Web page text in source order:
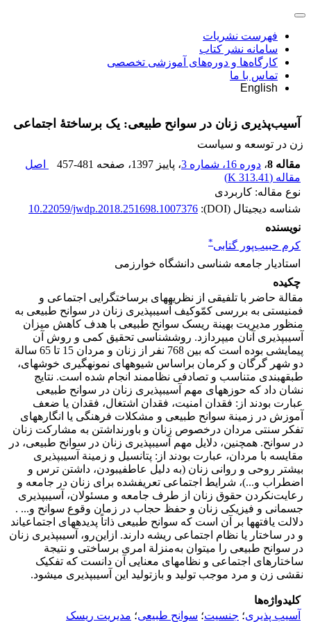
فهرست نشریات
سامانه نشر کتاب
کارگاه‌ها و دوره‌های آموزشی تخصصی
تماس با ما
English
آسیب‌پذیری زنان در سوانح طبیعی: یک برساختۀ اجتماعی
زن در توسعه و سیاست
مقاله 8
، دوره 16، شماره 3 ، پاییز 1397 ، صفحه 457-481
اصل
مقاله (313.41 K
)
نوع مقاله: کاربردی
شناسه دیجیتال (DOI):
10.22059/jwdp.2018.251698.1007376
نویسنده
کرم حبیب‌پور گتابی*
استادیار جامعه‏ شناسی دانشگاه خوارزمی
چکیده
مقالة حاضر با تلفیقی از نظریه‏های برساخت‏گرایی اجتماعی و
فمنیستی به بررسی کمّ‏وکیف آسیب‏پذیری زنان در سوانح طبیعی به
منظور مدیریت بهینة ریسک سوانح طبیعی با هدف کاهش میزان
آسیب‏پذیری آنان می‏پردازد. روش‏شناسی تحقیق کمی و روش آن
پیمایشی بوده است که بین 768 نفر از زنان و مردان 15 تا 65 سالة
دو شهر گرگان و کرمان براساس شیوه‏های نمونه‏گیری خوشه‏ای،
طبقه‏بندی متناسب و تصادفی نظام‏مند انجام شده است. نتایج
نشان داد که حوزه‏های مهم آسیب‏پذیری زنان در سوانح طبیعی
عبارت بودند از: فقدان امنیت، فقدان اشتغال، فقدان یا ضعف
آموزش در زمینة سوانح طبیعی و مشکلات فرهنگی یا انگاره‏های
تفکر سنتی مردان درخصوص زنان و باورنداشتن به مشارکت زنان
در سوانح. همچنین، دلایل مهم آسیب‏پذیری زنان در سوانح طبیعی، در
مقایسه با مردان، عبارت بودند از: پتانسیل و زمینة آسیب‏پذیری
بیشتر روحی و روانی زنان (به دلیل عاطفی‏بودن، داشتن ترس و
اضطراب و...)، شرایط اجتماعی تعریف‏شده برای زنان در جامعه و
رعایت‌نکردن حقوق زنان از طرف جامعه و مسئولان، آسیب‏پذیری
جسمانی و فیزیکی زنان و حفظ حجاب در زمان وقوع سوانح و... .
دلالت یافته‏ها بر آن است که سوانح طبیعی ذاتاً پدیده‏های اجتماعی‏اند
و در ساختار یا نظام اجتماعی ریشه دارند. از‌این‌رو، آسیب‏پذیری زنان
در سوانح طبیعی را می‏توان به‌منزلة امری برساختی و نتیجة
ساختارهای اجتماعی و نظام‏های معنایی آن دانست که تفکیک
نقشی زن و مرد موجب تولید و بازتولید این آسیب‏پذیری می‏شود.
کلیدواژه‌ها
آسیب‏ پذیری؛ جنسیت؛ سوانح طبیعی؛ مدیریت ریسک